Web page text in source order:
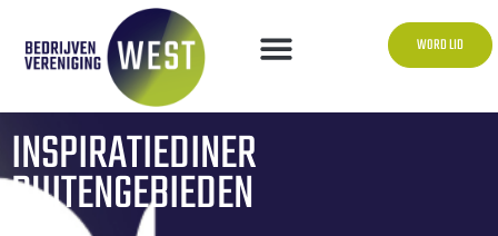
WORD LID
INSPIRATIEDINER
BUITENGEBIEDEN